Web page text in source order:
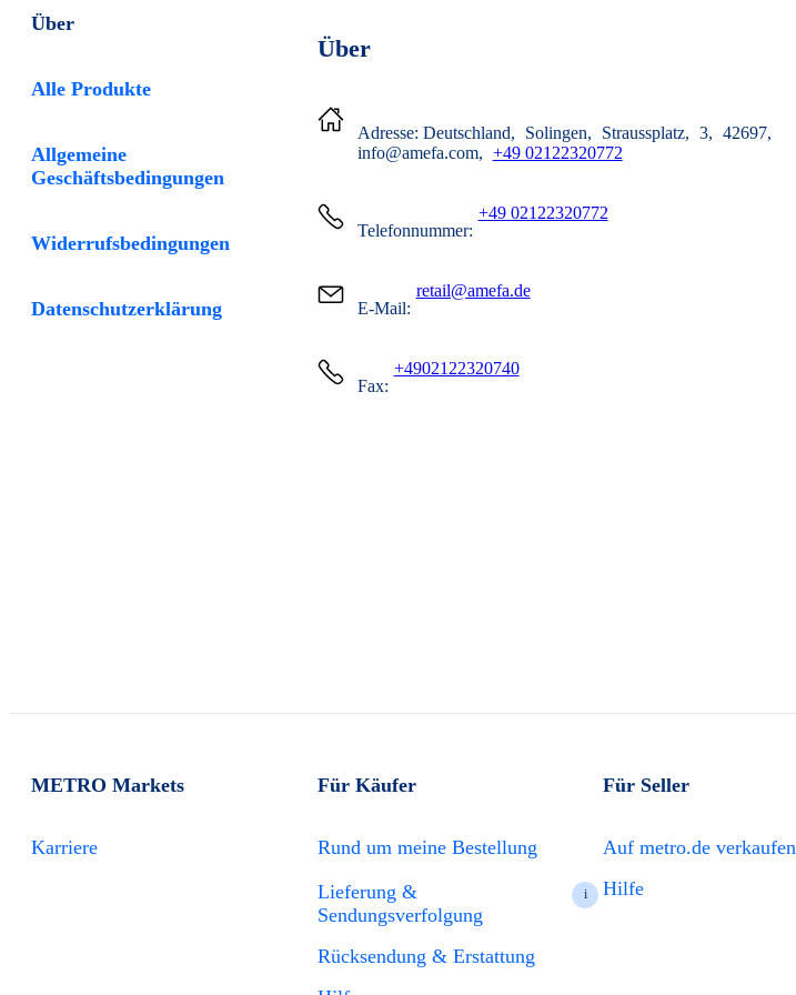
Über
Alle Produkte
Allgemeine
Geschäftsbedingungen
Widerrufsbedingungen
Datenschutzerklärung
Über
Adresse: Deutschland Solingen Straussplatz 3
42697
info@amefa.com
+49 02122320772
Telefonnummer:
+49 02122320772
E-Mail:
retail@amefa.de
Fax:
+4902122320740
METRO Markets
Karriere
Für Käufer
Rund um meine Bestellung
Lieferung &
Sendungsverfolgung
i
Rücksendung & Erstattung
Für Seller
Auf metro.de verkaufen
Hilfe